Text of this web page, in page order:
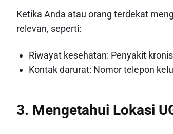
Ketika Anda atau orang terdekat
relevan, seperti:
Riwayat kesehatan: Penyakit
Kontak darurat: Nomor telepon
3. Mengetahui Lokasi